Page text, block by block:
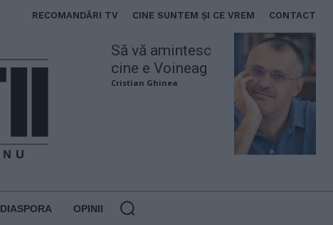
RECOMANDĂRI TV CINE SUNTEM ȘI CE VREM CONTACT
Să vă amintesc
cine e Voineag
Cristian Ghinea
DIASPORA OPINII